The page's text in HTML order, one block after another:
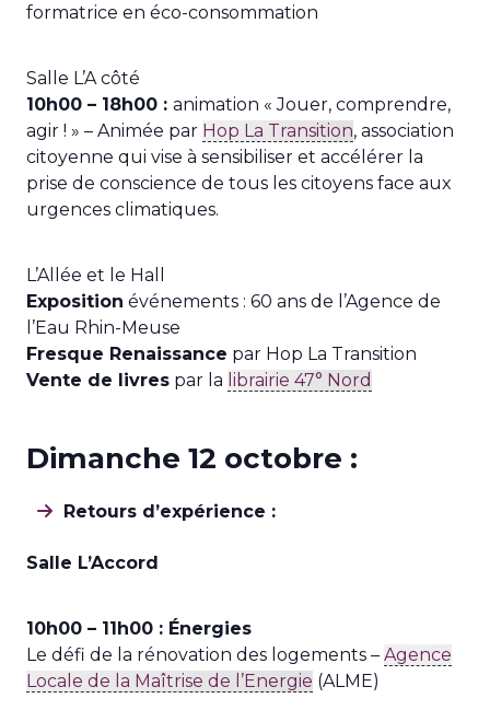
formatrice en éco-consommation
Salle L’A côté
10h00 – 18h00 : animation « Jouer, comprendre,
agir ! » – Animée par Hop La Transition, association
citoyenne qui vise à sensibiliser et accélérer la
prise de conscience de tous les citoyens face aux
urgences climatiques.
L’Allée et le Hall
Exposition événements : 60 ans de l’Agence de
l’Eau Rhin-Meuse
Fresque Renaissance par Hop La Transition
Vente de livres par la librairie 47° Nord
Dimanche 12 octobre :
Retours d’expérience :
Salle L’Accord
10h00 – 11h00 : Énergies
Le défi de la rénovation des logements – Agence
Locale de la Maîtrise de l’Energie (ALME)